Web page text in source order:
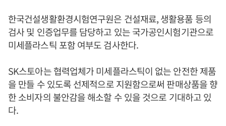
한국건설생활환경시험연구원은 건설재료, 생활용품 등의
검사 및 인증업무를 담당하고 있는 국가공인시험기관으로
미세플라스틱 포함 여부도 검사한다.
SK스토아는 협력업체가 미세플라스틱이 없는 안전한 제품
을 만들 수 있도록 선제적으로 지원함으로써 판매상품을 향
한 소비자의 불안감을 해소할 수 있을 것으로 기대하고 있
다.